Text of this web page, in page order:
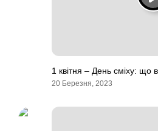
1 квітня – День сміху: що
20 Березня, 2023